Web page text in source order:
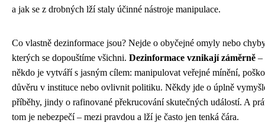
a jak se z drobných lží staly účinné nástroje manipulace.
Co vlastně dezinformace jsou? Nejde o obyčejné omyly nebo
kterých se dopouštíme všichni. Dezinformace vznikají záměrně –
někdo je vytváří s jasným cílem: manipulovat veřejné mínění,
důvěru v instituce nebo ovlivnit politiku. Někdy jde o úplně
příběhy, jindy o rafinované překrucování skutečných událostí. A
tom je nebezpečí – mezi pravdou a lží je často jen tenká čára.